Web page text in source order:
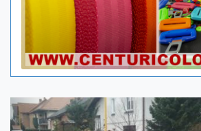
Previous